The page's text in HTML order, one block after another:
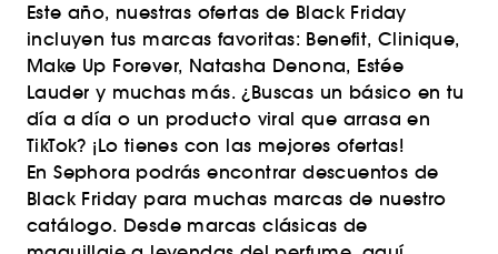
Este año, nuestras ofertas de Black Friday
incluyen tus marcas favoritas: Benefit, Clinique,
Make Up Forever, Natasha Denona, Estée
Lauder y muchas más. ¿Buscas un básico en tu
día a día o un producto viral que arrasa en
TikTok? ¡Lo tienes con las mejores ofertas!
En Sephora podrás encontrar descuentos de
Black Friday para muchas marcas de nuestro
catálogo. Desde marcas clásicas de